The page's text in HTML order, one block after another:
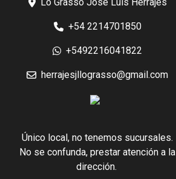
+54 2214701850
+5492216041822
herrajesjllograsso@gmail.com
Único local, no tenemos sucursales.
No se confunda, prestar atención a la
dirección.